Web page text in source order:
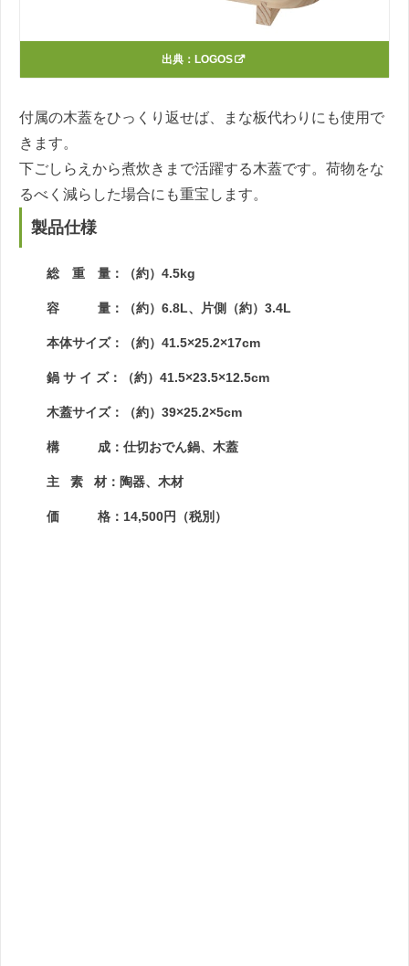
出典： LOGOS
付属の木蓋をひっくり返せば、まな板代わりにも使用で
きます。
下ごしらえから煮炊きまで活躍する木蓋です。荷物をな
るべく減らした場合にも重宝します。
製品仕様
総 重 量：（約）4.5kg
容 量：（約）6.8L、片側（約）3.4L
本体サイズ：（約）41.5×25.2×17cm
鍋 サ イ ズ：（約）41.5×23.5×12.5cm
木蓋サイズ：（約）39×25.2×5cm
構 成：仕切おでん鍋、木蓋
主 素 材：陶器、木材
価 格：14,500円（税別）